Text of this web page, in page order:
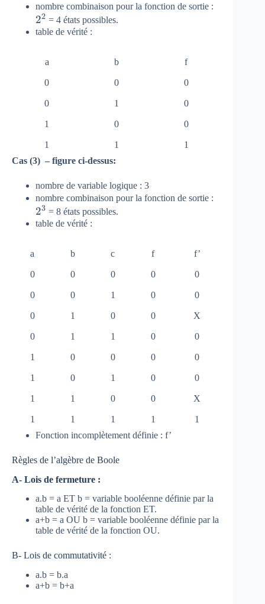
nombre combinaison pour la fonction de sortie :
22 = 4 états possibles.
table de vérité :
a b f
0 0 0
0 1 0
1 0 0
1 1
1
Cas (3) – figure ci-dessus:
nombre de variable logique : 3
nombre combinaison pour la fonction de sortie :
23 = 8 états possibles.
table de vérité :
a b c f f’
0 0 0 0 0
0 0 1 0 0
0 1 0 0 X
0 1 1 0 0
1 0 0 0 0
1 0 1 0 0
1 1 0 0 X
1 1 1 1
1
Fonction incomplètement définie : f’
Règles de l’algèbre de Boole
A- Lois de fermeture :
a.b = a ET b = variable booléenne définie par la
table de vérité de la fonction ET.
a+b = a OU b = variable booléenne définie par la
table de vérité de la fonction OU.
B- Lois de commutativité :
a.b = b.a
a+b = b+a